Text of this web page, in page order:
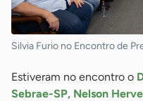
Silvia Furio no Encontro de
Estiveram no encontro o
Sebrae-SP, Nelson